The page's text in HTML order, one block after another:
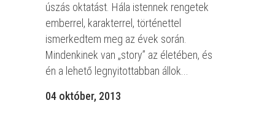
úszás oktatást. Hála istennek rengetek
emberrel, karakterrel, történettel
ismerkedtem meg az évek során.
Mindenkinek van „story” az életében, és
én a lehető legnyitottabban állok...
04 október, 2013